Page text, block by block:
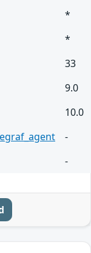
*
*
33
9.0
10.0
-
-